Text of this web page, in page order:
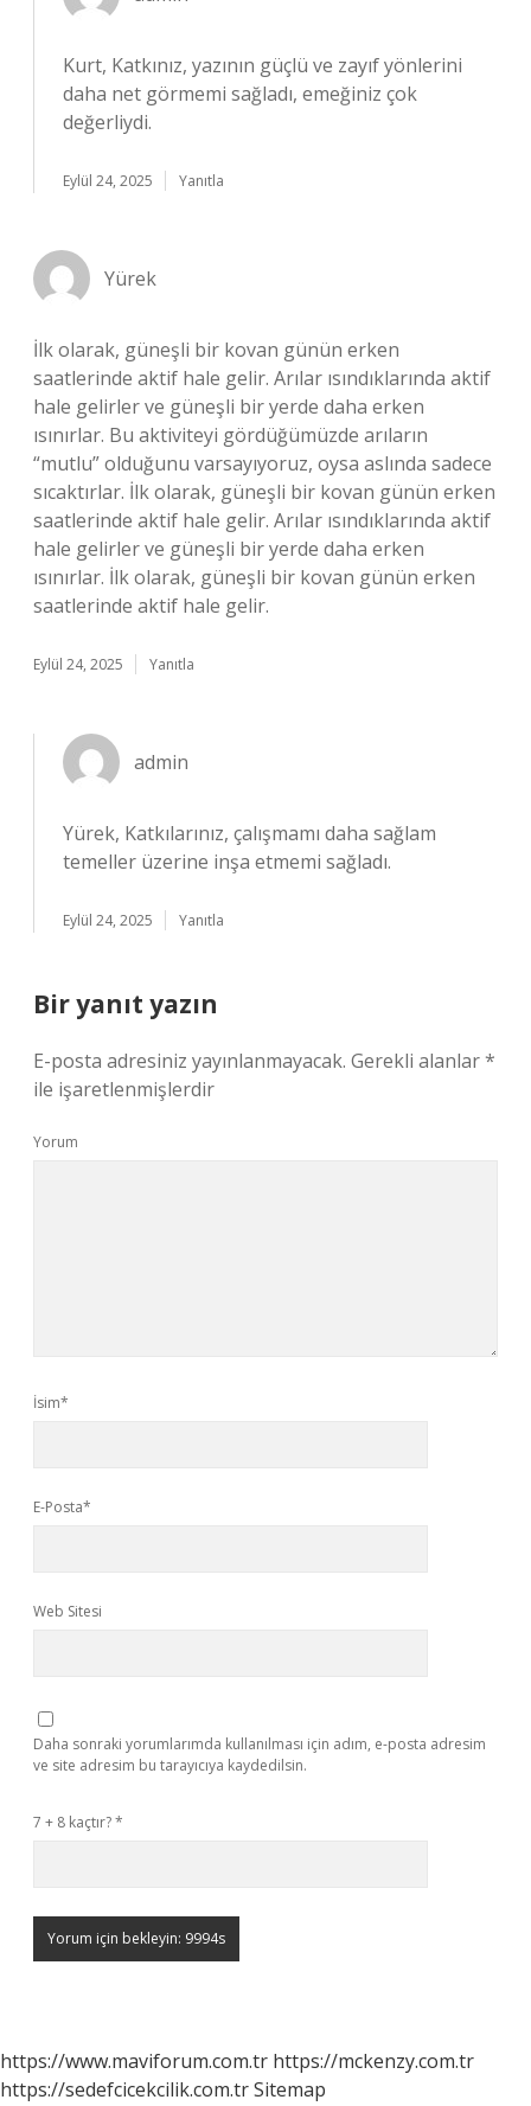
Kurt, Katkınız, yazının güçlü ve zayıf yönlerini
daha net görmemi sağladı, emeğiniz çok
değerliydi.
Eylül 24, 2025 Yanıtla
Yürek
İlk olarak, güneşli bir kovan günün erken
saatlerinde aktif hale gelir. Arılar ısındıklarında aktif
hale gelirler ve güneşli bir yerde daha erken
ısınırlar. Bu aktiviteyi gördüğümüzde arıların
“mutlu” olduğunu varsayıyoruz, oysa aslında sadece
sıcaktırlar. İlk olarak, güneşli bir kovan günün erken
saatlerinde aktif hale gelir. Arılar ısındıklarında aktif
hale gelirler ve güneşli bir yerde daha erken
ısınırlar. İlk olarak, güneşli bir kovan günün erken
saatlerinde aktif hale gelir.
Eylül 24, 2025 Yanıtla
admin
Yürek, Katkılarınız, çalışmamı daha sağlam
temeller üzerine inşa etmemi sağladı.
Eylül 24, 2025 Yanıtla
Bir yanıt yazın
E-posta adresiniz yayınlanmayacak. Gerekli alanlar*
ile işaretlenmişlerdir
Yorum
İsim*
E-Posta*
Web Sitesi
Daha sonraki yorumlarımda kullanılması için adım, e-posta adresim
ve site adresim bu tarayıcıya kaydedilsin.
7 + 8 kaçtır?*
https://www.maviforum.com.tr https://mckenzy.com.tr
https://sedefcicekcilik.com.trSitemap